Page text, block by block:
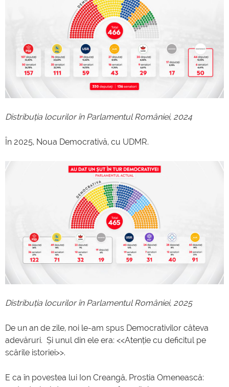
Distribuția locurilor în Parlamentul României, 2024
În 2025, Noua Democrativă, cu UDMR.
Distribuția locurilor în Parlamentul României, 2025
De un an de zile, noi le-am spus Democrativilor câteva
adevăruri. Și unul din ele era: <<Atenție cu deficitul pe
scările istoriei>>.
E ca în povestea lui Ion Creangă, Prostia Omenească: